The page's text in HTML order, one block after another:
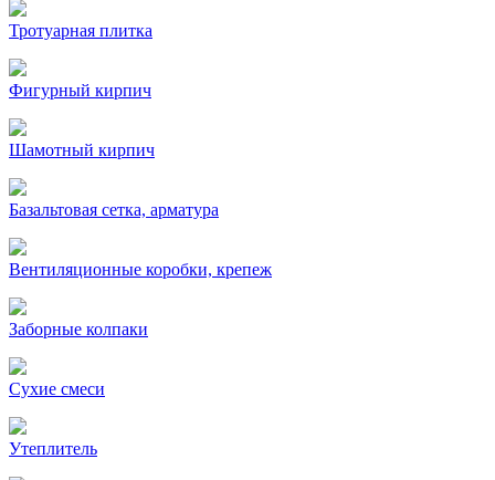
Тротуарная плитка
Фигурный кирпич
Шамотный кирпич
Базальтовая сетка, арматура
Вентиляционные коробки, крепеж
Заборные колпаки
Сухие смеси
Утеплитель